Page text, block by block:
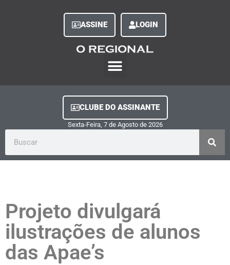
ASSINE LOGIN
CLUBE DO ASSINANTE
Sexta-Feira, 7de Agostode 2026
Projeto divulgará
ilustrações de alunos
das Apae’s